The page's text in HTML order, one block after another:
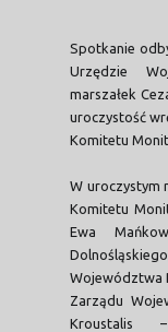
Spotkanie
Urzędzie
marszałek
uroczystość
Komitetu
W uroczystym
Komitetu
Ewa
Województwa
Zarządu
Kroustalis